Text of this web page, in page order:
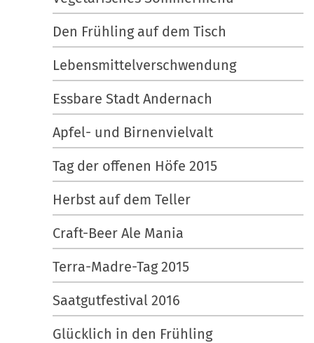
Den Frühling auf dem Tisch
Lebensmittelverschwendung
Essbare Stadt Andernach
Apfel- und Birnenvielvalt
Tag der offenen Höfe 2015
Herbst auf dem Teller
Craft-Beer Ale Mania
Terra-Madre-Tag 2015
Saatgutfestival 2016
Glücklich in den Frühling